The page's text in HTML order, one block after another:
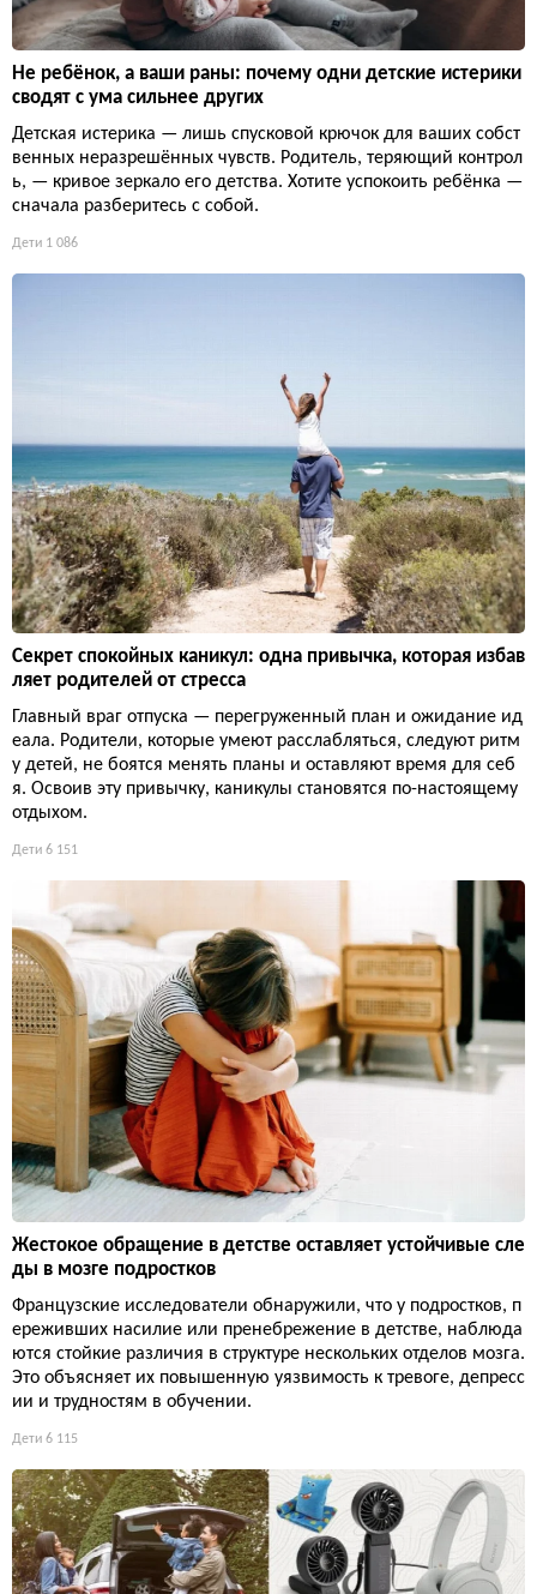
Не ребёнок, а ваши раны: почему одни детские истерики
сводят с ума сильнее других
Детская истерика — лишь спусковой крючок для ваших собст
венных неразрешённых чувств. Родитель, теряющий контрол
ь, — кривое зеркало его детства. Хотите успокоить ребёнка —
сначала разберитесь с собой.
Дети 1 086
Секрет спокойных каникул: одна привычка, которая избав
ляет родителей от стресса
Главный враг отпуска — перегруженный план и ожидание ид
еала. Родители, которые умеют расслабляться, следуют ритм
у детей, не боятся менять планы и оставляют время для себ
я. Освоив эту привычку, каникулы становятся по-настоящему
отдыхом.
Дети 6 151
Жестокое обращение в детстве оставляет устойчивые сле
ды в мозге подростков
Французские исследователи обнаружили, что у подростков, п
ереживших насилие или пренебрежение в детстве, наблюда
ются стойкие различия в структуре нескольких отделов мозга.
Это объясняет их повышенную уязвимость к тревоге, депресс
ии и трудностям в обучении.
Дети 6 115